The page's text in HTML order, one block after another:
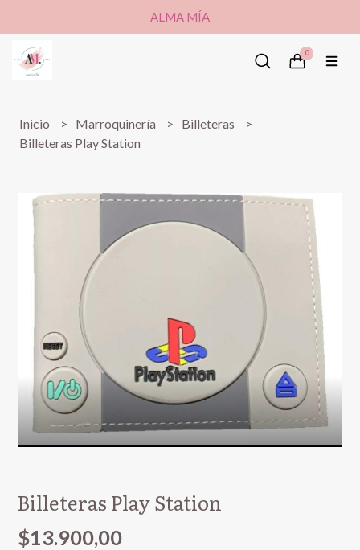
ALMA MÍA
0
Inicio Marroquinería
Billeteras
Billeteras Play Station
Billeteras Play Station
$13.900,00